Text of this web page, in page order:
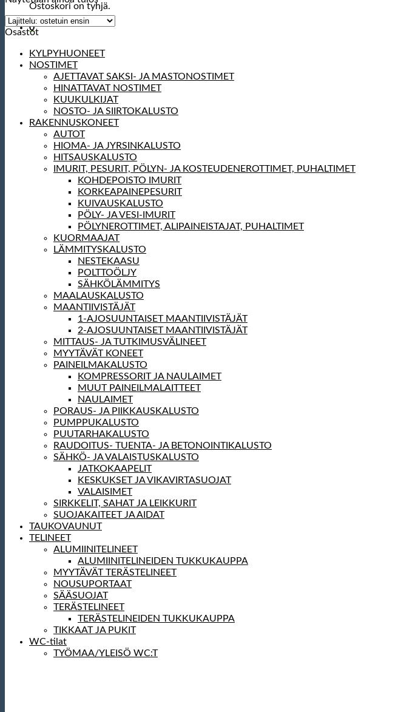
Ostoskori on tyhjä.
0
Osastot
KYLPYHUONEET
NOSTIMET
AJETTAVAT SAKSI- JA MASTONOSTIMET
HINATTAVAT NOSTIMET
KUUKULKIJAT
NOSTO- JA SIIRTOKALUSTO
RAKENNUSKONEET
AUTOT
HIOMA- JA JYRSINKALUSTO
HITSAUSKALUSTO
IMURIT, PESURIT, PÖLYN- JA KOSTEUDENEROTTIMET, PUHALTIMET
KOHDEPOISTO IMURIT
KORKEAPAINEPESURIT
KUIVAUSKALUSTO
PÖLY- JA VESI-IMURIT
PÖLYNEROTTIMET, ALIPAINEISTAJAT, PUHALTIMET
KUORMAAJAT
LÄMMITYSKALUSTO
NESTEKAASU
POLTTOÖLJY
SÄHKÖLÄMMITYS
MAALAUSKALUSTO
MAANTIIVISTÄJÄT
1-AJOSUUNTAISET MAANTIIVISTÄJÄT
2-AJOSUUNTAISET MAANTIIVISTÄJÄT
MITTAUS- JA TUTKIMUSVÄLINEET
MYYTÄVÄT KONEET
PAINEILMAKALUSTO
KOMPRESSORIT JA NAULAIMET
MUUT PAINEILMALAITTEET
NAULAIMET
PORAUS- JA PIIKKAUSKALUSTO
PUMPPUKALUSTO
PUUTARHAKALUSTO
RAUDOITUS- TUENTA- JA BETONOINTIKALUSTO
SÄHKÖ- JA VALAISTUSKALUSTO
JATKOKAAPELIT
KESKUKSET JA VIKAVIRTASUOJAT
VALAISIMET
SIRKKELIT, SAHAT JA LEIKKURIT
SUOJAKAITEET JA AIDAT
TAUKOVAUNUT
TELINEET
ALUMIINITELINEET
ALUMIINITELINEIDEN TUKKUKAUPPA
MYYTÄVÄT TERÄSTELINEET
NOUSUPORTAAT
SÄÄSUOJAT
TERÄSTELINEET
TERÄSTELINEIDEN TUKKUKAUPPA
TIKKAAT JA PUKIT
WC-tilat
TYÖMAA/YLEISÖ WC:T